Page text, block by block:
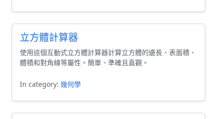
立方體計算器
使用這個互動式立方體計算器計算立方體的邊長、表面積、
體積和對角線等屬性。簡單、準確且直觀。
In category: 幾何學